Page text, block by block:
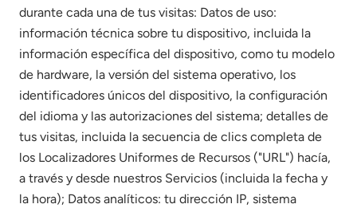
durante cada una de tus visitas: Datos de uso:
información técnica sobre tu dispositivo, incluida la
información específica del dispositivo, como tu modelo
de hardware, la versión del sistema operativo, los
identificadores únicos del dispositivo, la configuración
del idioma y las autorizaciones del sistema; detalles de
tus visitas, incluida la secuencia de clics completa de
los Localizadores Uniformes de Recursos ("URL") hacía,
a través y desde nuestros Servicios (incluida la fecha y
la hora); Datos analíticos: tu dirección IP, sistema